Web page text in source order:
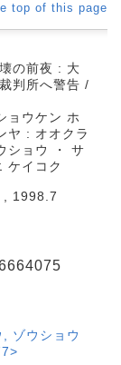
top of this page
の前夜 : 大
判所へ警告 /
ョウケン ホ
ヤ : オオクラ
ショウ ・ サ
ケイコク
, 1998.7
ゾウショウ